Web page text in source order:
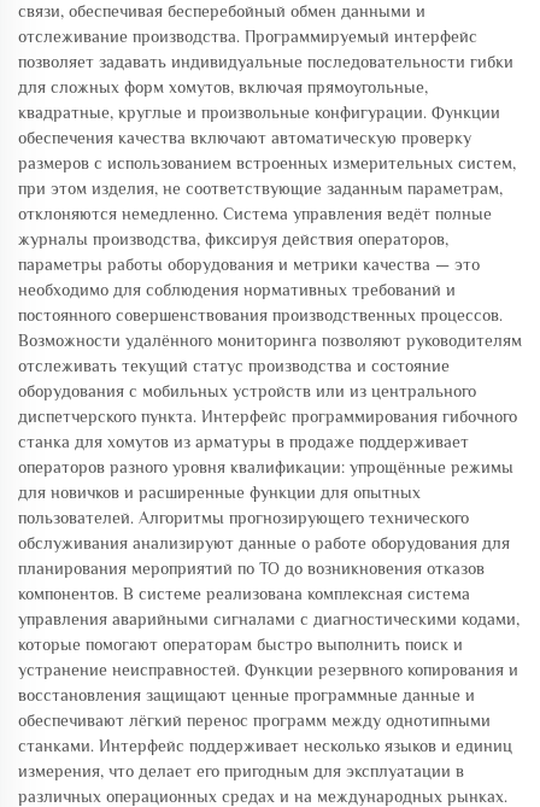
связи, обеспечивая бесперебойный обмен данными и
отслеживание производства. Программируемый интерфейс
позволяет задавать индивидуальные последовательности гибки
для сложных форм хомутов, включая прямоугольные,
квадратные, круглые и произвольные конфигурации. Функции
обеспечения качества включают автоматическую проверку
размеров с использованием встроенных измерительных систем,
при этом изделия, не соответствующие заданным параметрам,
отклоняются немедленно. Система управления ведёт полные
журналы производства, фиксируя действия операторов,
параметры работы оборудования и метрики качества — это
необходимо для соблюдения нормативных требований и
постоянного совершенствования производственных процессов.
Возможности удалённого мониторинга позволяют руководителям
отслеживать текущий статус производства и состояние
оборудования с мобильных устройств или из центрального
диспетчерского пункта. Интерфейс программирования гибочного
станка для хомутов из арматуры в продаже поддерживает
операторов разного уровня квалификации: упрощённые режимы
для новичков и расширенные функции для опытных
пользователей. Алгоритмы прогнозирующего технического
обслуживания анализируют данные о работе оборудования для
планирования мероприятий по ТО до возникновения отказов
компонентов. В системе реализована комплексная система
управления аварийными сигналами с диагностическими кодами,
которые помогают операторам быстро выполнить поиск и
устранение неисправностей. Функции резервного копирования и
восстановления защищают ценные программные данные и
обеспечивают лёгкий перенос программ между однотипными
станками. Интерфейс поддерживает несколько языков и единиц
измерения, что делает его пригодным для эксплуатации в
различных операционных средах и на международных рынках.